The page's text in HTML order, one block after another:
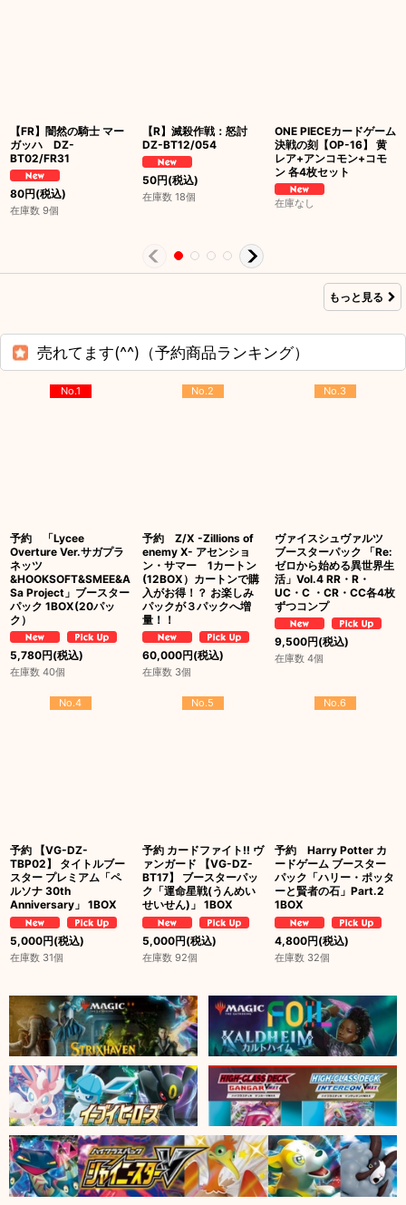
【FR】闇然の騎士 マー
ガッハ DZ-
BT02/FR31
80円(税込)
在庫数 9個
【R】滅殺作戦：怒討
DZ-BT12/054
50円(税込)
在庫数 18個
ONE PIECEカードゲーム
決戦の刻【OP-16】 黄
レア+アンコモン+コモ
ン 各4枚セット
在庫なし
もっと見る
売れてます(^^)（予約商品ランキング）
No.1
予約 「Lycee
Overture Ver.サガプラ
ネッツ
&HOOKSOFT&SMEE&A
Sa Project」ブースター
パック 1BOX(20パッ
ク）
5,780円(税込)
在庫数 40個
No.2
予約 Z/X -Zillions of
enemy X- アセンショ
ン・サマー 1カートン
(12BOX）カートンで購
入がお得！？ お楽しみ
パックが３パックへ増
量！！
60,000円(税込)
在庫数 3個
No.3
ヴァイスシュヴァルツ
ブースターパック 「Re:
ゼロから始める異世界生
活」Vol.4 RR・R・
UC・C ・CR・CC各4枚
ずつコンプ
9,500円(税込)
在庫数 4個
No.4
予約 【VG-DZ-
TBP02】 タイトルブー
スター プレミアム「ペ
ルソナ 30th
Anniversary」 1BOX
5,000円(税込)
在庫数 31個
No.5
予約 カードファイト!! ヴ
ァンガード 【VG-DZ-
BT17】 ブースターパッ
ク「運命星戦(うんめい
せいせん)」 1BOX
5,000円(税込)
在庫数 92個
No.6
予約 Harry Potter カ
ードゲーム ブースター
パック「ハリー・ポッタ
ーと賢者の石」Part.2
1BOX
4,800円(税込)
在庫数 32個